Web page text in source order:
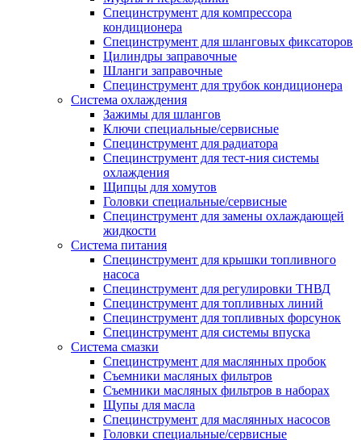
Специнструмент для компрессора
кондиционера
Специнструмент для шланговых фиксаторов
Цилиндры заправочные
Шланги заправочные
Специнструмент для трубок кондиционера
Система охлаждения
Зажимы для шлангов
Ключи специальные/сервисные
Специнструмент для радиатора
Специнструмент для тест-ния системы
охлаждения
Щипцы для хомутов
Головки специальные/сервисные
Специнструмент для замены охлаждающей
жидкости
Система питания
Специнструмент для крышки топливного
насоса
Специнструмент для регулировки ТНВД
Специнструмент для топливных линий
Специнструмент для топливных форсунок
Специнструмент для системы впуска
Система смазки
Специнструмент для маслянных пробок
Съемники масляных фильтров
Съемники масляных фильтров в наборах
Щупы для масла
Специнструмент для маслянных насосов
Головки специальные/сервисные